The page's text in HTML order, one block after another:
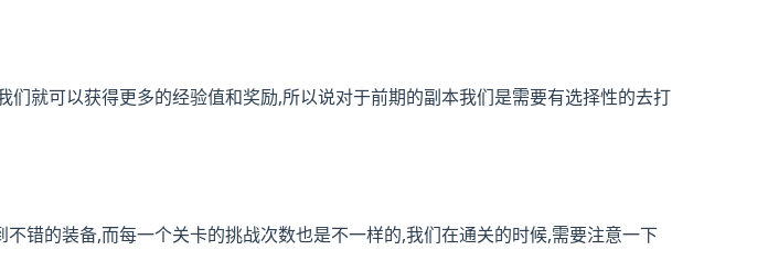
就可以获得更多的经验值和奖励,所以说对于前期的副本我们是需要有选择性的去打
错的装备,而每一个关卡的挑战次数也是不一样的,我们在通关的时候,需要注意一下